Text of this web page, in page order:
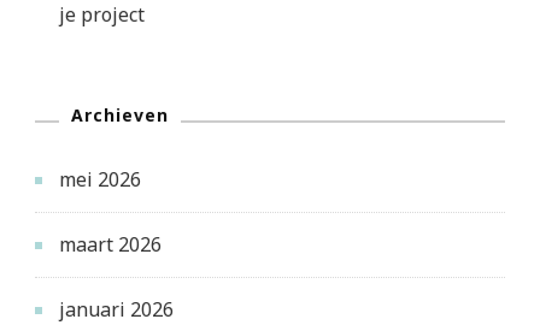
je project
Archieven
mei 2026
maart 2026
januari 2026